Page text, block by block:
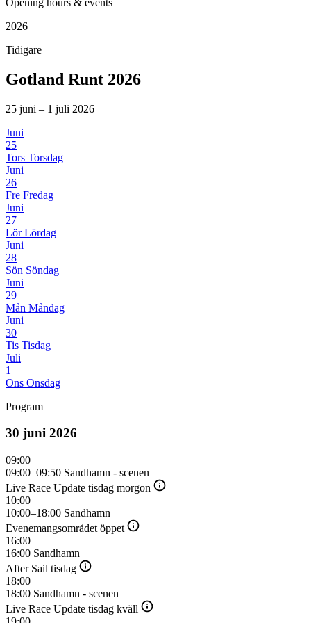
2026
Tidigare
Gotland Runt 2026
25 juni – 1 juli 2026
Juni
25
Tors Torsdag
Juni
26
Fre Fredag
Juni
27
Lör Lördag
Juni
28
Sön Söndag
Juni
29
Mån Måndag
Juni
30
Tis Tisdag
Juli
1
Ons Onsdag
Program
30 juni 2026
09:00
09:00–09:50 Sandhamn - scenen
Live Race Update tisdag morgon
10:00
10:00–18:00 Sandhamn
Evenemangsområdet öppet
16:00
16:00 Sandhamn
After Sail tisdag
18:00
18:00 Sandhamn - scenen
Live Race Update tisdag kväll